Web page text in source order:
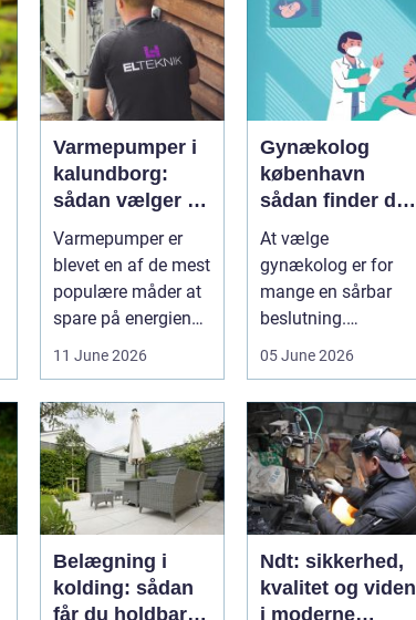
Varmepumper i
kalundborg:
sådan vælger du
den rigtige
løsning
Varmepumper er
blevet en af de mest
populære måder at
spare på energien
og få et bedre
11 June 2026
Gynækolog
københavn
sådan finder du
tryg og
professionel
hjælp
At vælge
gynækolog er for
mange en sårbar
beslutning.
Undersøgelser og
foregår i intime...
05 June 2026
Belægning i
kolding: sådan
får du holdbare
Ndt: sikkerhed,
kvalitet og viden
i moderne